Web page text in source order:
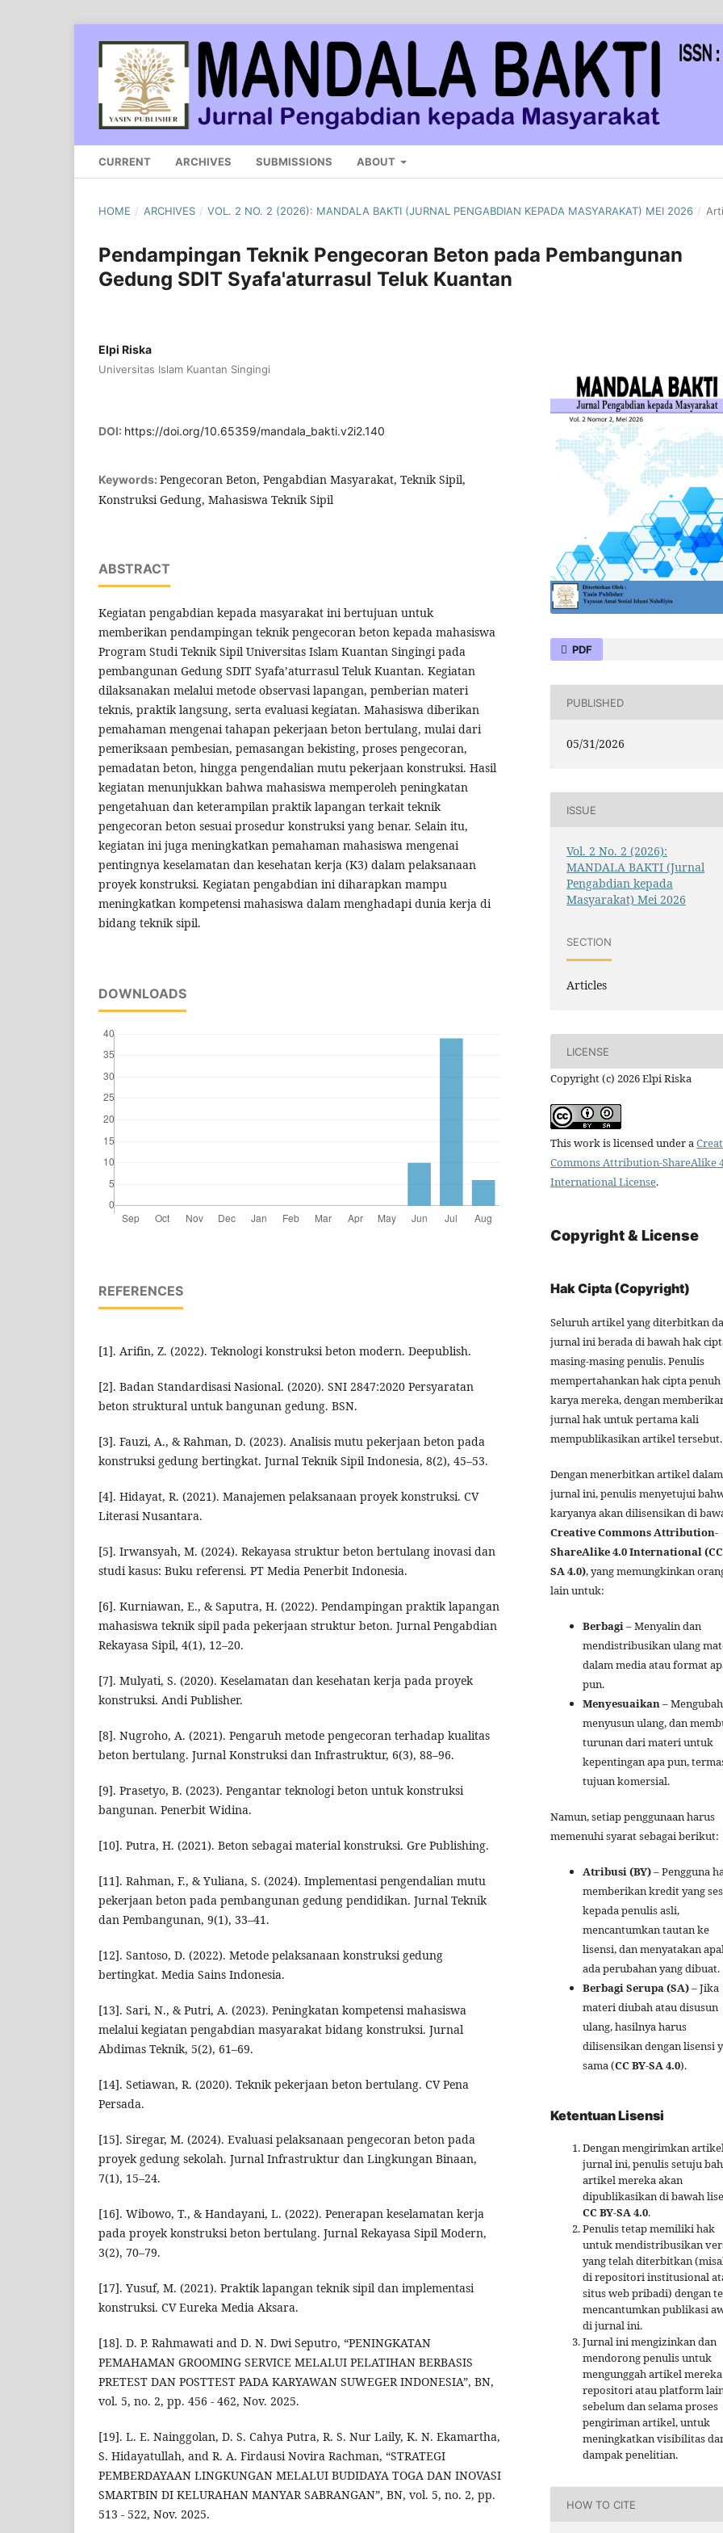
CURRENT ARCHIVES SUBMISSIONS ABOUT
HOME / ARCHIVES / VOL. 2 NO. 2 (2026): MANDALA BAKTI (JURNAL PENGABDIAN KEPADA MASYARAKAT) MEI 2026 /
Pendampingan Teknik Pengecoran Beton pada Pembangunan
Gedung SDIT Syafa'aturrasul Teluk Kuantan
Elpi Riska
Universitas Islam Kuantan Singingi
DOI: https://doi.org/10.65359/mandala_bakti.v2i2.140
Keywords: Pengecoran Beton, Pengabdian Masyarakat, Teknik Sipil,
Konstruksi Gedung, Mahasiswa Teknik Sipil
ABSTRACT
Kegiatan pengabdian kepada masyarakat ini bertujuan untuk
memberikan pendampingan teknik pengecoran beton kepada mahasiswa
Program Studi Teknik Sipil Universitas Islam Kuantan Singingi pada
pembangunan Gedung SDIT Syafa’aturrasul Teluk Kuantan. Kegiatan
dilaksanakan melalui metode observasi lapangan, pemberian materi
teknis, praktik langsung, serta evaluasi kegiatan. Mahasiswa diberikan
pemahaman mengenai tahapan pekerjaan beton bertulang, mulai dari
pemeriksaan pembesian, pemasangan bekisting, proses pengecoran,
pemadatan beton, hingga pengendalian mutu pekerjaan konstruksi. Hasil
kegiatan menunjukkan bahwa mahasiswa memperoleh peningkatan
pengetahuan dan keterampilan praktik lapangan terkait teknik
pengecoran beton sesuai prosedur konstruksi yang benar. Selain itu,
kegiatan ini juga meningkatkan pemahaman mahasiswa mengenai
pentingnya keselamatan dan kesehatan kerja (K3) dalam pelaksanaan
proyek konstruksi. Kegiatan pengabdian ini diharapkan mampu
meningkatkan kompetensi mahasiswa dalam menghadapi dunia kerja di
bidang teknik sipil.
DOWNLOADS
REFERENCES
[1]. Arifin, Z. (2022). Teknologi konstruksi beton modern. Deepublish.
[2]. Badan Standardisasi Nasional. (2020). SNI 2847:2020 Persyaratan
beton struktural untuk bangunan gedung. BSN.
[3]. Fauzi, A., & Rahman, D. (2023). Analisis mutu pekerjaan beton pada
konstruksi gedung bertingkat. Jurnal Teknik Sipil Indonesia, 8(2), 45–53.
[4]. Hidayat, R. (2021). Manajemen pelaksanaan proyek konstruksi. CV
Literasi Nusantara.
[5]. Irwansyah, M. (2024). Rekayasa struktur beton bertulang inovasi dan
studi kasus: Buku referensi. PT Media Penerbit Indonesia.
[6]. Kurniawan, E., & Saputra, H. (2022). Pendampingan praktik lapangan
mahasiswa teknik sipil pada pekerjaan struktur beton. Jurnal Pengabdian
Rekayasa Sipil, 4(1), 12–20.
[7]. Mulyati, S. (2020). Keselamatan dan kesehatan kerja pada proyek
konstruksi. Andi Publisher.
[8]. Nugroho, A. (2021). Pengaruh metode pengecoran terhadap kualitas
beton bertulang. Jurnal Konstruksi dan Infrastruktur, 6(3), 88–96.
[9]. Prasetyo, B. (2023). Pengantar teknologi beton untuk konstruksi
bangunan. Penerbit Widina.
[10]. Putra, H. (2021). Beton sebagai material konstruksi. Gre Publishing.
[11]. Rahman, F., & Yuliana, S. (2024). Implementasi pengendalian mutu
pekerjaan beton pada pembangunan gedung pendidikan. Jurnal Teknik
dan Pembangunan, 9(1), 33–41.
[12]. Santoso, D. (2022). Metode pelaksanaan konstruksi gedung
bertingkat. Media Sains Indonesia.
[13]. Sari, N., & Putri, A. (2023). Peningkatan kompetensi mahasiswa
melalui kegiatan pengabdian masyarakat bidang konstruksi. Jurnal
Abdimas Teknik, 5(2), 61–69.
[14]. Setiawan, R. (2020). Teknik pekerjaan beton bertulang. CV Pena
Persada.
[15]. Siregar, M. (2024). Evaluasi pelaksanaan pengecoran beton pada
proyek gedung sekolah. Jurnal Infrastruktur dan Lingkungan Binaan,
7(1), 15–24.
[16]. Wibowo, T., & Handayani, L. (2022). Penerapan keselamatan kerja
pada proyek konstruksi beton bertulang. Jurnal Rekayasa Sipil Modern,
3(2), 70–79.
[17]. Yusuf, M. (2021). Praktik lapangan teknik sipil dan implementasi
konstruksi. CV Eureka Media Aksara.
[18]. D. P. Rahmawati and D. N. Dwi Seputro, “PENINGKATAN
PEMAHAMAN GROOMING SERVICE MELALUI PELATIHAN BERBASIS
PRETEST DAN POSTTEST PADA KARYAWAN SUWEGER INDONESIA”, BN,
vol. 5, no. 2, pp. 456 - 462, Nov. 2025.
[19]. L. E. Nainggolan, D. S. Cahya Putra, R. S. Nur Laily, K. N. Ekamartha,
S. Hidayatullah, and R. A. Firdausi Novira Rachman, “STRATEGI
PEMBERDAYAAN LINGKUNGAN MELALUI BUDIDAYA TOGA DAN INOVASI
SMARTBIN DI KELURAHAN MANYAR SABRANGAN”, BN, vol. 5, no. 2, pp.
513 - 522, Nov. 2025.
PDF
PUBLISHED
05/31/2026
ISSUE
Vol. 2 No. 2 (2026):
MANDALA BAKTI (Jurnal
Pengabdian kepada
Masyarakat) Mei 2026
SECTION
Articles
LICENSE
Copyright (c) 2026 Elpi Riska
This work is licensed under a
Commons Attribution-ShareAlike
International License.
Copyright & License
Hak Cipta (Copyright)
Seluruh artikel yang diterbitkan
jurnal ini berada di bawah hak
masing-masing penulis. Penulis
mempertahankan hak cipta penuh
karya mereka, dengan
jurnal hak untuk pertama kali
mempublikasikan artikel tersebut.
Dengan menerbitkan artikel dalam
jurnal ini, penulis menyetujui
karyanya akan dilisensikan di
Creative Commons Attribution-
ShareAlike 4.0 International (CC
SA 4.0), yang memungkinkan
lain untuk:
Berbagi– Menyalin dan
mendistribusikan ulang
dalam media atau format
pun.
Menyesuaikan–
menyusun ulang, dan
turunan dari materi untuk
kepentingan apa pun,
tujuan komersial.
Namun, setiap penggunaan harus
memenuhi syarat sebagai berikut:
Atribusi (BY)– Pengguna
memberikan kredit yang
kepada penulis asli,
mencantumkan tautan ke
lisensi, dan menyatakan
ada perubahan yang dibuat.
Berbagi Serupa (SA)– Jika
materi diubah atau disusun
ulang, hasilnya harus
dilisensikan dengan lisensi
sama (CC BY-SA 4.0).
Ketentuan Lisensi
Dengan mengirimkan
jurnal ini, penulis setuju
artikel mereka akan
dipublikasikan di bawah
CC BY-SA 4.0.
Penulis tetap memiliki hak
untuk mendistribusikan
yang telah diterbitkan
di repositori institusional
situs web pribadi) dengan
mencantumkan publikasi
di jurnal ini.
Jurnal ini mengizinkan dan
mendorong penulis untuk
mengunggah artikel
repositori atau platform
sebelum dan selama proses
pengiriman artikel, untuk
meningkatkan visibilitas
dampak penelitian.
HOW TO CITE